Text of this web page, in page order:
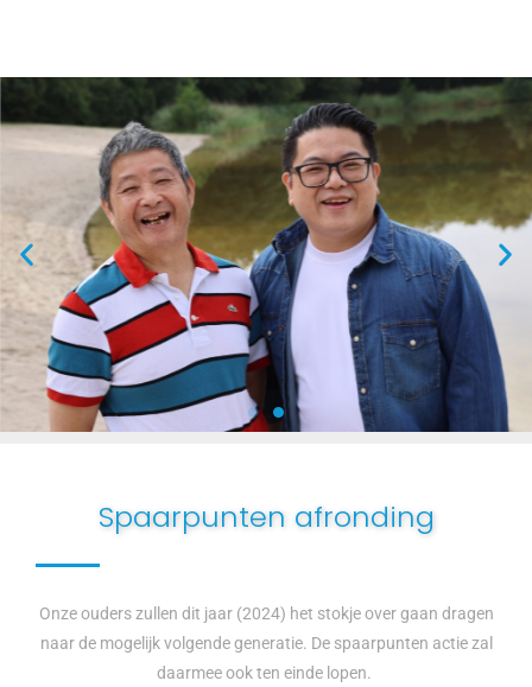
Spaarpunten afronding
Onze ouders zullen dit jaar (2024) het stokje over gaan dragen
naar de mogelijk volgende generatie. De spaarpunten actie zal
daarmee ook ten einde lopen.